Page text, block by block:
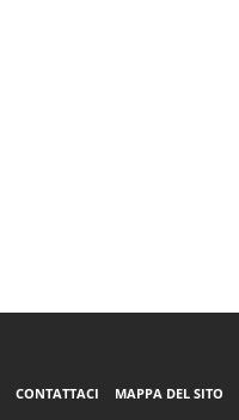
CONTATTACI MAPPA DEL SITO